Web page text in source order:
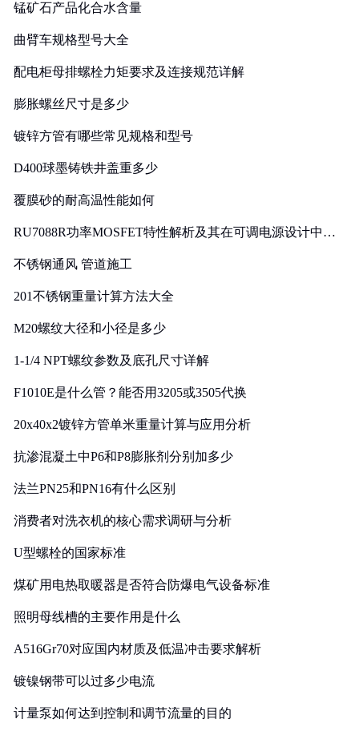
锰矿石产品化合水含量
曲臂车规格型号大全
配电柜母排螺栓力矩要求及连接规范详解
膨胀螺丝尺寸是多少
镀锌方管有哪些常见规格和型号
D400球墨铸铁井盖重多少
覆膜砂的耐高温性能如何
RU7088R功率MOSFET特性解析及其在可调电源设计中的
不锈钢通风 管道施工
201不锈钢重量计算方法大全
M20螺纹大径和小径是多少
1-1/4 NPT螺纹参数及底孔尺寸详解
F1010E是什么管？能否用3205或3505代换
20x40x2镀锌方管单米重量计算与应用分析
抗渗混凝土中P6和P8膨胀剂分别加多少
法兰PN25和PN16有什么区别
消费者对洗衣机的核心需求调研与分析
U型螺栓的国家标准
煤矿用电热取暖器是否符合防爆电气设备标准
照明母线槽的主要作用是什么
A516Gr70对应国内材质及低温冲击要求解析
镀镍钢带可以过多少电流
计量泵如何达到控制和调节流量的目的